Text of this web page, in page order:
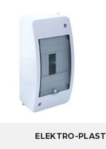
ELEKTRO-PLAST